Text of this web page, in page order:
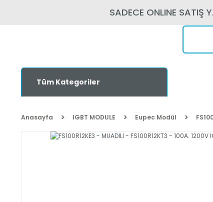
SADECE ONLINE SATIŞ
Tüm Kategoriler
Anasayfa IGBT MODULE Eupec Modül